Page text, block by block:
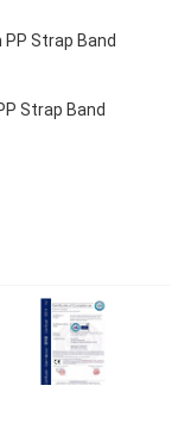
PP Strap Band
Strap Band